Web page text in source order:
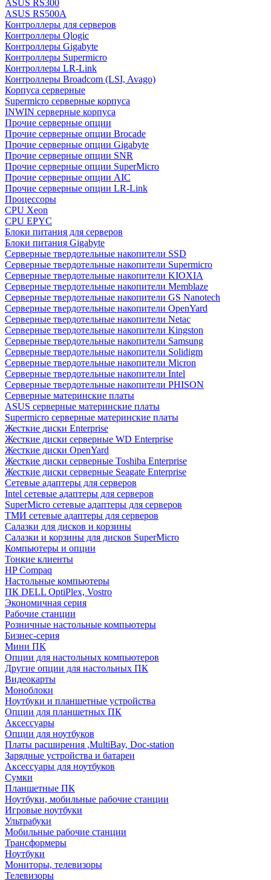
ASUS RS300
ASUS RS500A
Контроллеры для серверов
Контроллеры Qlogic
Контроллеры Gigabyte
Контроллеры Supermicro
Контроллеры LR-Link
Контроллеры Broadcom (LSI, Avago)
Корпуса серверные
Supermicro серверные корпуса
INWIN серверные корпуса
Прочие серверные опции
Прочие серверные опции Brocade
Прочие серверные опции Gigabyte
Прочие серверные опции SNR
Прочие серверные опции SuperMicro
Прочие серверные опции AIC
Прочие серверные опции LR-Link
Процессоры
CPU Xeon
CPU EPYC
Блоки питания для серверов
Блоки питания Gigabyte
Серверные твердотельные накопители SSD
Cерверные твердотельные накопители Supermicro
Cерверные твердотельные накопители KIOXIA
Cерверные твердотельные накопители Memblaze
Cерверные твердотельные накопители GS Nanotech
Серверные твердотельные накопители OpenYard
Серверные твердотельные накопители Netac
Cерверные твердотельные накопители Kingston
Cерверные твердотельные накопители Samsung
Cерверные твердотельные накопители Solidigm
Cерверные твердотельные накопители Micron
Cерверные твердотельные накопители Intel
Cерверные твердотельные накопители PHISON
Серверные материнские платы
ASUS серверные материнские платы
Supermicro серверные материнские платы
Жесткие диски Enterprise
Жесткие диски серверные WD Enterprise
Жесткие диски OpenYard
Жесткие диски серверные Toshiba Enterprise
Жесткие диски серверные Seagate Enterprise
Сетевые адаптеры для серверов
Intel сетевые адаптеры для серверов
SuperMicro сетевые адаптеры для серверов
ТМИ сетевые адаптеры для серверов
Салазки для дисков и корзины
Салазки и корзины для дисков SuperMicro
Компьютеры и опции
Тонкие клиенты
HP Compaq
Настольные компьютеры
ПК DELL OptiPlex, Vostro
Экономичная серия
Рабочие станции
Розничные настольные компьютеры
Бизнес-серия
Мини ПК
Опции для настольных компьютеров
Другие опции для настольных ПК
Видеокарты
Моноблоки
Ноутбуки и планшетные устройства
Опции для планшетных ПК
Аксессуары
Опции для ноутбуков
Платы расширения ,MultiBay, Doc-station
Зарядные устройства и батареи
Аксессуары для ноутбуков
Сумки
Планшетные ПК
Ноутбуки, мобильные рабочие станции
Игровые ноутбуки
Ультрабуки
Мобильные рабочие станции
Трансформеры
Ноутбуки
Мониторы, телевизоры
Телевизоры